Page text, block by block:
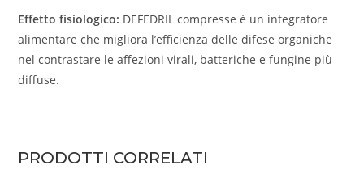
Effetto fisiologico: DEFEDRIL compresse è un integratore
alimentare che migliora l’efficienza delle difese organiche
nel contrastare le affezioni virali, batteriche e fungine più
diffuse.
PRODOTTI CORRELATI